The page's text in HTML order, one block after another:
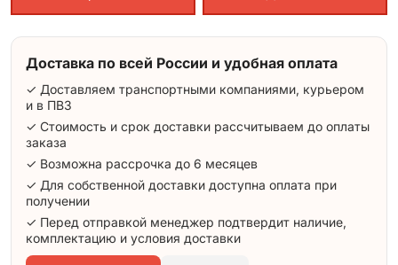
Доставка по всей России и удобная оплата
✓ Доставляем транспортными компаниями, курьером
и в ПВЗ
✓ Стоимость и срок доставки рассчитываем до оплаты
заказа
✓ Возможна рассрочка до 6 месяцев
✓ Для собственной доставки доступна оплата при
получении
✓ Перед отправкой менеджер подтвердит наличие,
комплектацию и условия доставки